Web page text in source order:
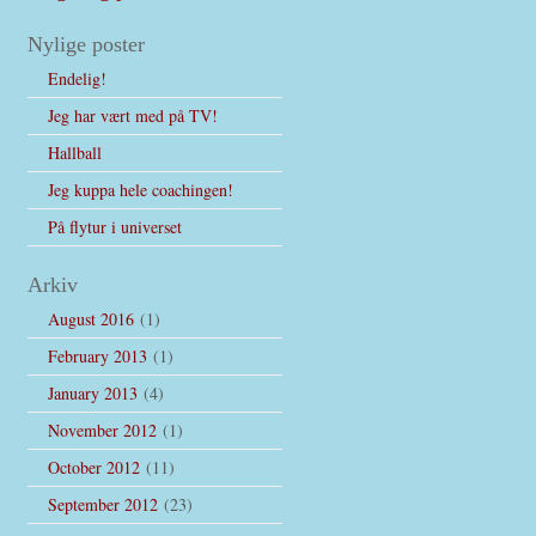
Nylige poster
Endelig!
Jeg har vært med på TV!
Hallball
Jeg kuppa hele coachingen!
På flytur i universet
Arkiv
August 2016 (1)
February 2013 (1)
January 2013 (4)
November 2012 (1)
October 2012 (11)
September 2012 (23)